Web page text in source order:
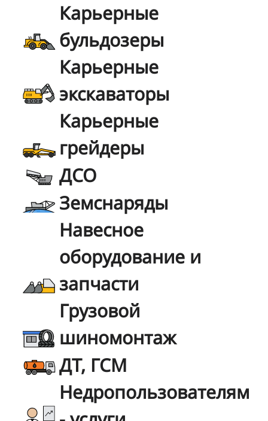
Карьерные
бульдозеры
Карьерные
экскаваторы
Карьерные
грейдеры
ДСО
Земснаряды
Навесное
оборудование и
запчасти
Грузовой
шиномонтаж
ДТ, ГСМ
Недропользователям